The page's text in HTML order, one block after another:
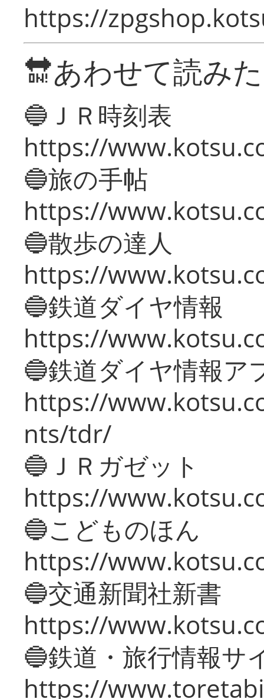
https://
🔛あわせて読み
🔵ＪＲ時刻表
https://
🔵旅の手帖
https://
🔵散歩の達人
https://
🔵鉄道ダイヤ情報
https://
🔵鉄道ダイヤ情報ア
https://
nts/tdr/
🔵ＪＲガゼット
https://
🔵こどものほん
https://
🔵交通新聞社新書
https://
🔵鉄道・旅行情報サ
https://